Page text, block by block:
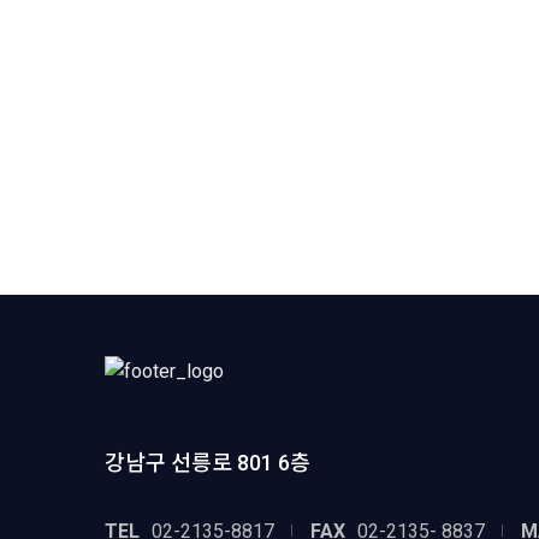
강남구 선릉로 801 6층
TEL 02-2135-8817 FAX 02-2135- 8837